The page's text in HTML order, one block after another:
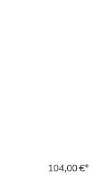
104,00 €*